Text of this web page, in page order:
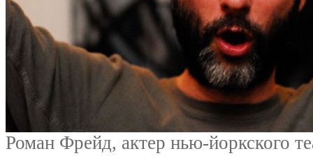
Роман Фрейд, актер нью-йоркского